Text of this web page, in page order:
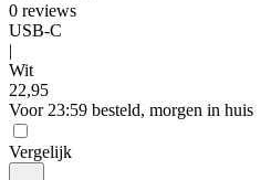
0 reviews
USB-C
|
Wit
22,95
Voor 23:59 besteld, morgen in huis
Vergelijk